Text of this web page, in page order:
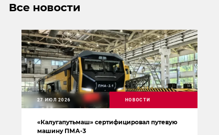
Все новости
«Калугапутьмаш» сертифицировал путевую
машину ПМА-3
27 ИЮЛ 2026 НОВОСТИ